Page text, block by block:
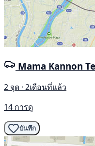
Mama Kannon
2 จุด · 2เดือนที่แล้ว
14 การดู
บันทึก